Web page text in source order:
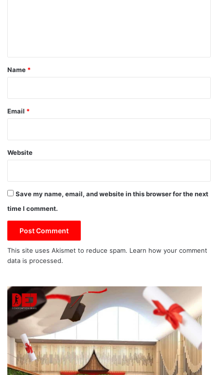
*
Name *
Email *
Website
Save my name, email, and website in this browser for the next
time I comment.
This site uses Akismet to reduce spam. Learn how your comment
data is processed.